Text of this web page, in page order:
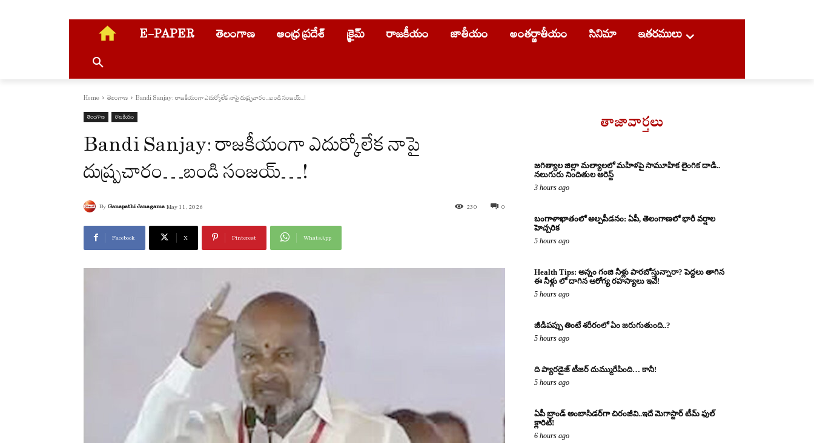
E-PAPER తెలంగాణ ఆంధ్ర ప్రదేశ్ క్రైమ్ రాజకీయం జాతీయం అంతర్జాతీయం సినిమా ఇతరములు
Home తెలంగాణ Bandi Sanjay: రాజకీయంగా ఎదుర్కోలేక నాపై దుష్ర్ప‌చారం...బండి సంజ‌య్‌...!
తెలంగాణ రాజకీయం
Bandi Sanjay: రాజకీయంగా ఎదుర్కోలేక నాపై
దుష్ర్ప‌చారం…బండి సంజ‌య్‌…!
By Ganapathi Janagama May 11, 2026 0
230
Facebook X Pinterest WhatsApp
తాజావార్తలు
జగిత్యాల జిల్లా మల్యాలలో మహిళపై సామూహిక లైంగిక దాడి..
నలుగురు నిందితుల అరెస్ట్
3 hours ago
బంగాళాఖాతంలో అల్పపీడనం: ఏపీ, తెలంగాణలో భారీ వర్షాల
హెచ్చరిక
5 hours ago
Health Tips: అన్నం గంజి నీళ్లు పారబోస్తున్నారా? పెద్దలు తాగిన
ఈ నీళ్లు లో దాగిన ఆరోగ్య రహస్యాలు ఇవే!
5 hours ago
జీడిపప్పు తింటే శరీరంలో ఏం జరుగుతుంది..?
5 hours ago
ది ప్యారడైజ్ టీజర్ దుమ్మురేపింది… కానీ!
5 hours ago
ఏపీ బ్రాండ్ అంబాసిడర్‌గా చిరంజీవి..ఇదే మెగాస్టార్ టీమ్ ఫుల్
క్లారిటీ!
6 hours ago